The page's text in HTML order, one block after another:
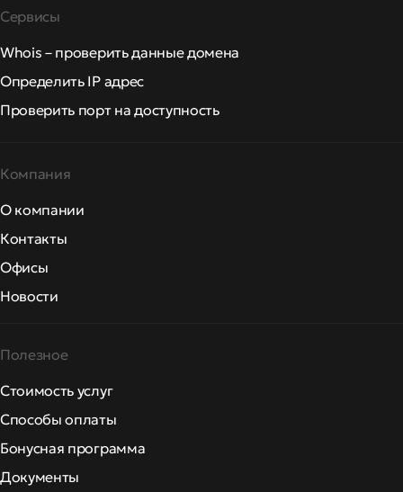
Сервисы
Whois – проверить данные домена
Определить IP адрес
Проверить порт на доступность
Компания
О компании
Контакты
Офисы
Новости
Полезное
Стоимость услуг
Способы оплаты
Бонусная программа
Документы